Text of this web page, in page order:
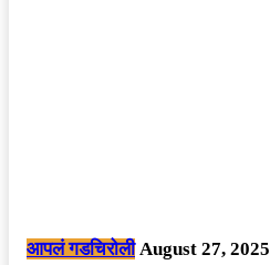
आपलं गडचिरोली August 27, 2025